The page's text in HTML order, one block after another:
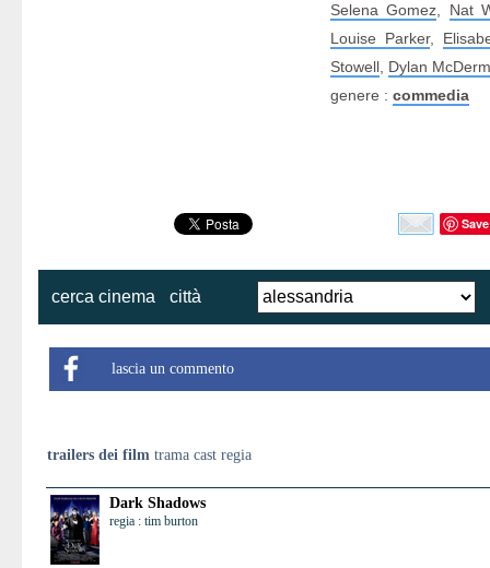
Selena Gomez
Nat
Louise Parker,
Stowell Dylan
genere : commedia
Save
cerca cinema città
lascia un commento
trailers dei film trama cast regia
Dark Shadows
regia : tim burton